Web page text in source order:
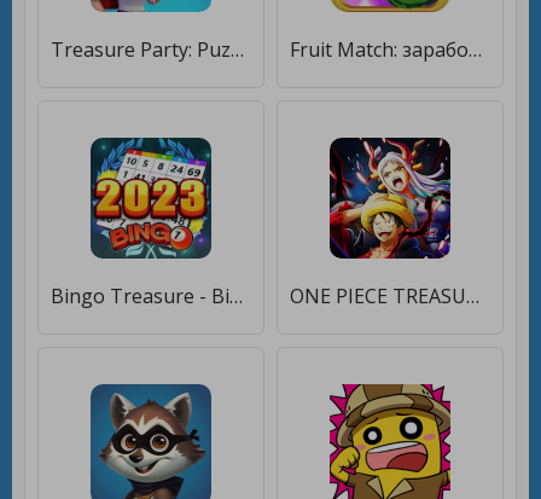
Treasure Party: Puzzle Fun! [Много денег] Fruit Match: заработать монеты [Много денег]
Bingo Treasure - Bingo Games [Мод меню] ONE PIECE TREASURE CRUISE [Много монет]